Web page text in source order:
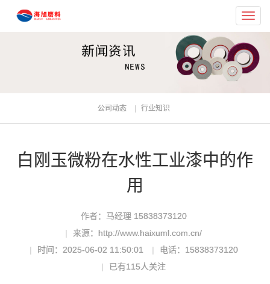
公司动态 行业知识
白刚玉微粉在水性工业漆中的作
用
作者：马经理 15838373120
来源：http://www.haixuml.com.cn/
时间：2025-06-02 11:50:01
电话：15838373120
已有115人关注